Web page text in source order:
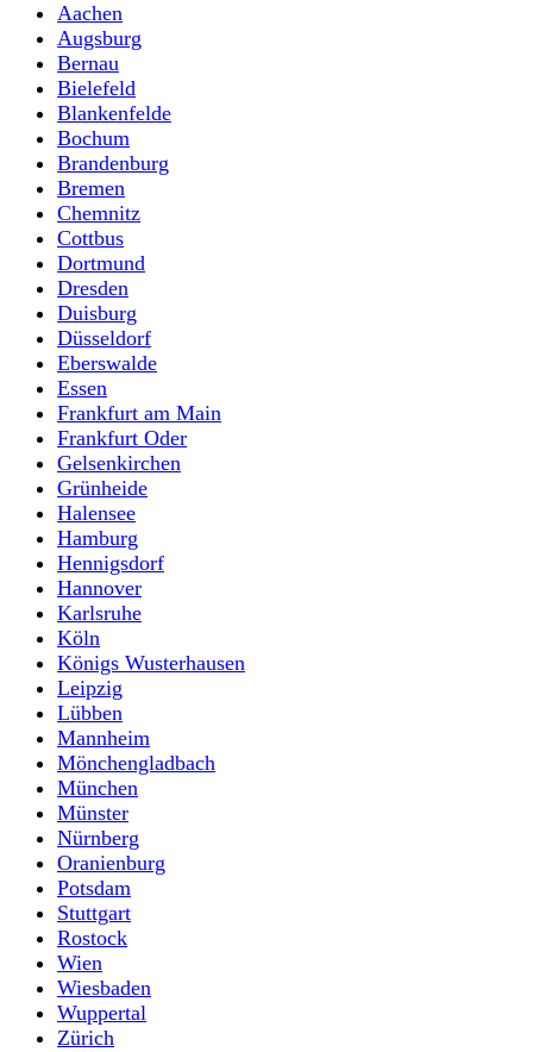
Aachen
Augsburg
Bernau
Bielefeld
Blankenfelde
Bochum
Brandenburg
Bremen
Chemnitz
Cottbus
Dortmund
Dresden
Duisburg
Düsseldorf
Eberswalde
Essen
Frankfurt am Main
Frankfurt Oder
Gelsenkirchen
Grünheide
Halensee
Hamburg
Hennigsdorf
Hannover
Karlsruhe
Köln
Königs Wusterhausen
Leipzig
Lübben
Mannheim
Mönchengladbach
München
Münster
Nürnberg
Oranienburg
Potsdam
Stuttgart
Rostock
Wien
Wiesbaden
Wuppertal
Zürich